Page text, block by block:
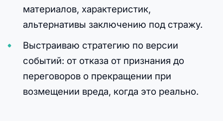
материалов, характеристик,
альтернативы заключению под стражу.
Выстраиваю стратегию по версии
событий: от отказа от признания до
переговоров о прекращении при
возмещении вреда, когда это реально.